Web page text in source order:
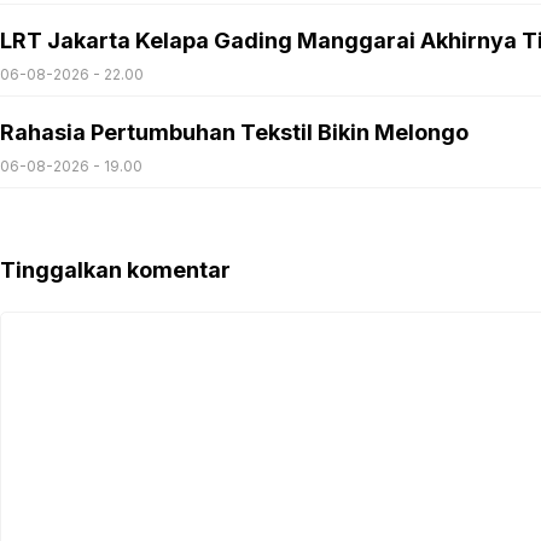
LRT Jakarta Kelapa Gading Manggarai Akhirnya
06-08-2026 - 22.00
Rahasia Pertumbuhan Tekstil Bikin Melongo
06-08-2026 - 19.00
Tinggalkan komentar